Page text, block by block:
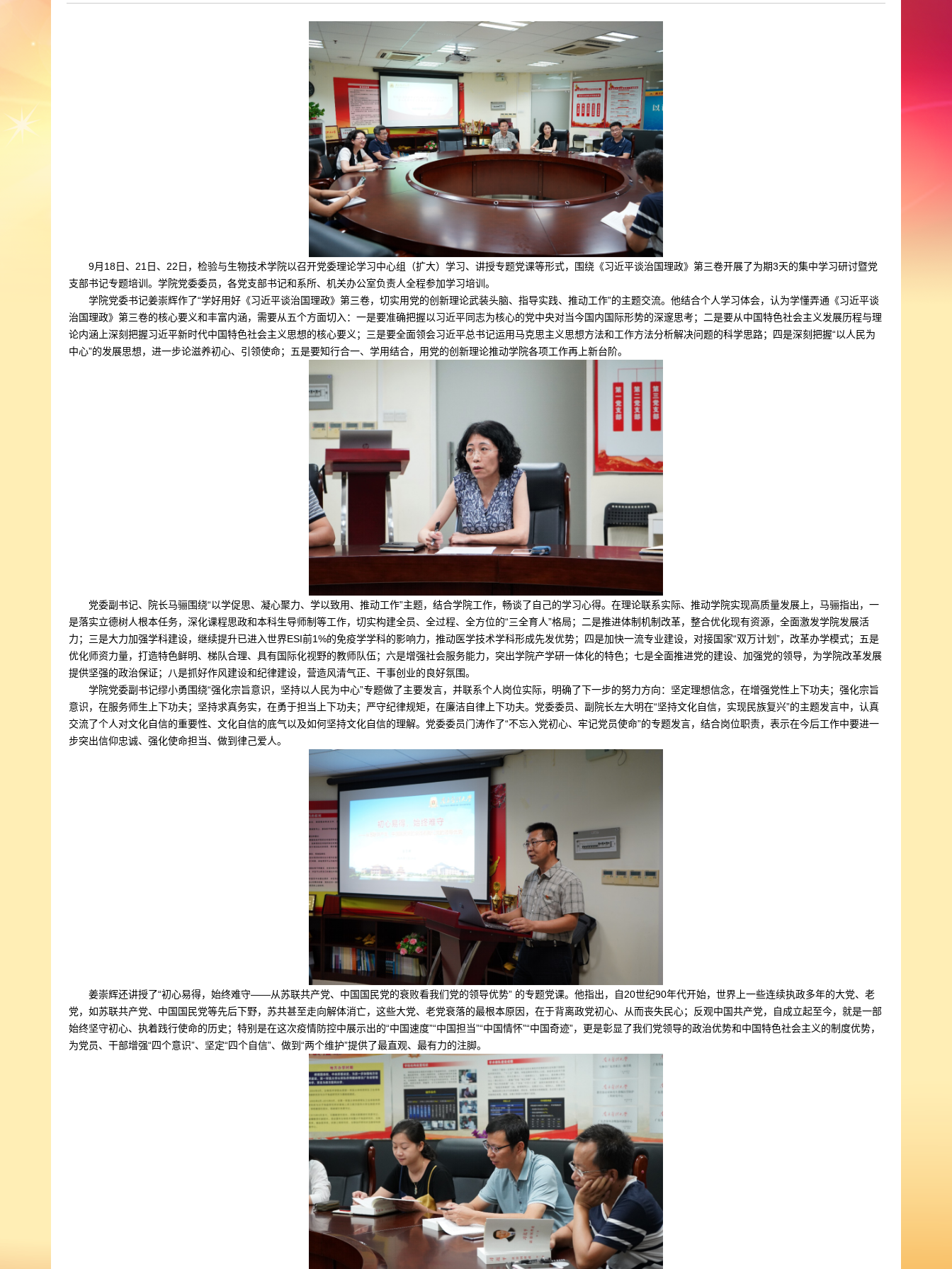
9月18日、21日、22日，检验与生物技术学院以召开党委理论学习中心组（扩大）学习、讲授专题党课等形式，围绕《习近平谈治国理政》第三卷开展了为期3天的集中学习研讨暨党
支部书记专题培训。学院党委委员，各党支部书记和系所、机关办公室负责人全程参加学习培训。
学院党委书记姜崇辉作了“学好用好《习近平谈治国理政》第三卷，切实用党的创新理论武装头脑、指导实践、推动工作”的主题交流。他结合个人学习体会，认为学懂弄通《习近平谈
治国理政》第三卷的核心要义和丰富内涵，需要从五个方面切入：一是要准确把握以习近平同志为核心的党中央对当今国内国际形势的深邃思考；二是要从中国特色社会主义发展历程与理
论内涵上深刻把握习近平新时代中国特色社会主义思想的核心要义；三是要全面领会习近平总书记运用马克思主义思想方法和工作方法分析解决问题的科学思路；四是深刻把握“以人民为
中心”的发展思想，进一步论滋养初心、引领使命；五是要知行合一、学用结合，用党的创新理论推动学院各项工作再上新台阶。
党委副书记、院长马骊围绕“以学促思、凝心聚力、学以致用、推动工作”主题，结合学院工作，畅谈了自己的学习心得。在理论联系实际、推动学院实现高质量发展上，马骊指出，一
是落实立德树人根本任务，深化课程思政和本科生导师制等工作，切实构建全员、全过程、全方位的“三全育人”格局；二是推进体制机制改革，整合优化现有资源，全面激发学院发展活
力；三是大力加强学科建设，继续提升已进入世界ESI前1%的免疫学学科的影响力，推动医学技术学科形成先发优势；四是加快一流专业建设，对接国家“双万计划”，改革办学模式；五是
优化师资力量，打造特色鲜明、梯队合理、具有国际化视野的教师队伍；六是增强社会服务能力，突出学院产学研一体化的特色；七是全面推进党的建设、加强党的领导，为学院改革发展
提供坚强的政治保证；八是抓好作风建设和纪律建设，营造风清气正、干事创业的良好氛围。
学院党委副书记缪小勇围绕“强化宗旨意识，坚持以人民为中心”专题做了主要发言，并联系个人岗位实际，明确了下一步的努力方向：坚定理想信念，在增强党性上下功夫；强化宗旨
意识，在服务师生上下功夫；坚持求真务实，在勇于担当上下功夫；严守纪律规矩，在廉洁自律上下功夫。党委委员、副院长左大明在“坚持文化自信，实现民族复兴”的主题发言中，认真
交流了个人对文化自信的重要性、文化自信的底气以及如何坚持文化自信的理解。党委委员门涛作了“不忘入党初心、牢记党员使命”的专题发言，结合岗位职责，表示在今后工作中要进一
步突出信仰忠诚、强化使命担当、做到律己爱人。
姜崇辉还讲授了“初心易得，始终难守——从苏联共产党、中国国民党的衰败看我们党的领导优势” 的专题党课。他指出，自20世纪90年代开始，世界上一些连续执政多年的大党、老
党，如苏联共产党、中国国民党等先后下野，苏共甚至走向解体消亡，这些大党、老党衰落的最根本原因，在于背离政党初心、从而丧失民心；反观中国共产党，自成立起至今，就是一部
始终坚守初心、执着践行使命的历史；特别是在这次疫情防控中展示出的“中国速度”“中国担当”“中国情怀”“中国奇迹”，更是彰显了我们党领导的政治优势和中国特色社会主义的制度优势，
为党员、干部增强“四个意识”、坚定“四个自信”、做到“两个维护”提供了最直观、最有力的注脚。